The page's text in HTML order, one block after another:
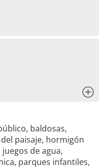
baldosas,
paisaje, hormigón
de agua,
parques infantiles,